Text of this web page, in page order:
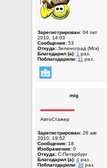
Зарегистрирован: 04 окт
2010, 14:03
Сообщения: 53
Откуда: Зеленоград (Мск)
Благодарил (а): 1 раз.
Поблагодарили: 11 раз.
mig
АвтоСтажер
Зарегистрирован: 26 авг
2010, 19:52
Сообщения: 18
Изображения: 0
Откуда: С-Петербург
Благодарил (а): 4 раз.
Поблагодарили: 38 раз.